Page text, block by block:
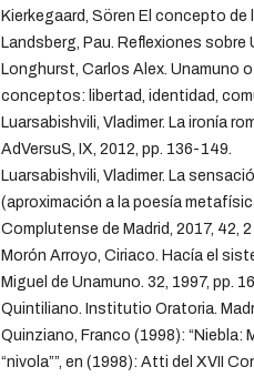
Kierkegaard, Sören El concepto de
Landsberg, Pau. Reflexiones sobre
Longhurst, Carlos Alex. Unamuno
conceptos: libertad, identidad,
Luarsabishvili, Vladimer. La ironía
AdVersuS, IX, 2012, pp. 136-149.
Luarsabishvili, Vladimer. La
(aproximación a la poesía
Complutense de Madrid, 2017, 42, 2
Morón Arroyo, Ciriaco. Hacía el
Miguel de Unamuno. 32, 1997, pp.
Quintiliano. Institutio Oratoria.
Quinziano, Franco (1998): “Niebla:
“nivola””, en (1998): Atti del XVII